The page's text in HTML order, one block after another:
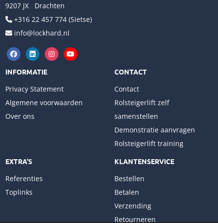
9207 JX Drachten
+316 22 457 774 (Sietse)
info@lockhard.nl
INFORMATIE
Privacy Statement
Algemene voorwaarden
Over ons
CONTACT
Contact
Rolsteigerlift zelf
samenstellen
Demonstratie aanvragen
Rolsteigerlift training
EXTRA'S
Referenties
Toplinks
KLANTENSERVICE
Bestellen
Betalen
Verzending
Retourneren